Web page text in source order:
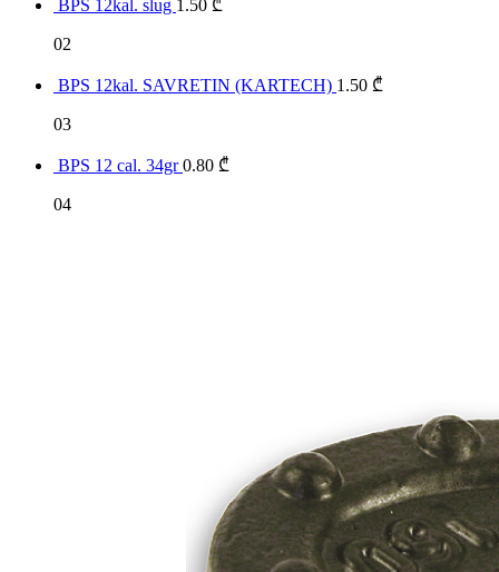
BPS 12kal. slug 1.50 ₾
02
BPS 12kal. SAVRETIN (KARTECH) 1.50 ₾
03
BPS 12 cal. 34gr0.80 ₾
04